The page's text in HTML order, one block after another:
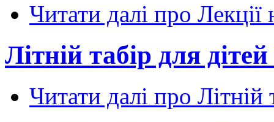
Читати далі про Лекції
Літній табір для
Читати далі про Літній